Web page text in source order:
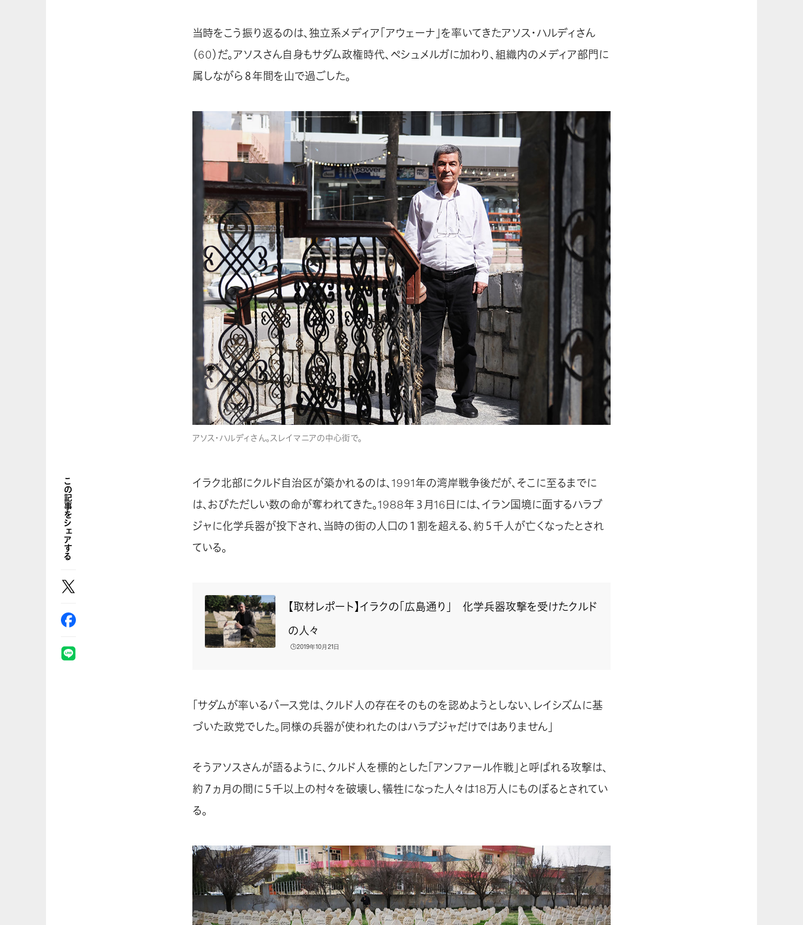
当時をこう振り返るのは、独立系メディア「アウェーナ」を率いてきたアソス・ハルディさん
（60）だ。アソスさん自身もサダム政権時代、ペシュメルガに加わり、組織内のメディア部門に
属しながら８年間を山で過ごした。
アソス・ハルディさん。スレイマニアの中心街で。
イラク北部にクルド自治区が築かれるのは、1991年の湾岸戦争後だが、そこに至るまでに
は、おびただしい数の命が奪われてきた。1988年３月16日には、イラン国境に面するハラブ
ジャに化学兵器が投下され、当時の街の人口の１割を超える、約５千人が亡くなったとされ
ている。
【取材レポート】イラクの「広島通り」 化学兵器攻撃を受けたクルド
の人々
🕒️2019年10月21日
「サダムが率いるバース党は、クルド人の存在そのものを認めようとしない、レイシズムに基
づいた政党でした。同様の兵器が使われたのはハラブジャだけではありません」
そうアソスさんが語るように、クルド人を標的とした「アンファール作戦」と呼ばれる攻撃は、
約７ヵ月の間に５千以上の村々を破壊し、犠牲になった人々は18万人にものぼるとされてい
る。
この記事をシェアする